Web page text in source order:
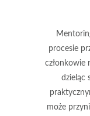
procesie
członkowie
dzieląc
może